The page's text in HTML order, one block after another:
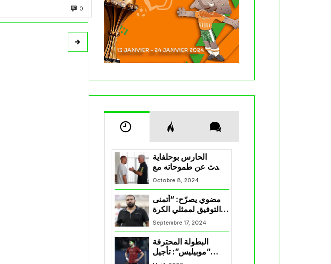
0
الحارس بوحلفاية
يتحدث عن طموحاته مع
المنتخب و شباب
قسنطينة
Octobre 8, 2024
مضوي يصرّح: “أتمنى
التوفيق لممثلي الكرة
الجزائرية في
المسابقات القارية”
Septembre 17, 2024
البطولة المحترفة
“موبيليس”: تأجيل
مباراة إتحاد العاصمة